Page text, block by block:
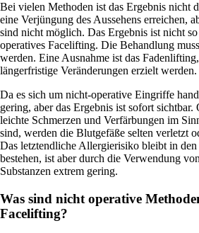
Bei vielen Methoden ist das Ergebnis nicht
eine Verjüngung des Aussehens erreichen,
sind nicht möglich. Das Ergebnis ist nicht
operatives Facelifting. Die Behandlung
werden. Eine Ausnahme ist das
längerfristige Veränderungen erzielt werden.
Da es sich um nicht-operative Eingriffe
gering, aber das Ergebnis ist sofort
leichte Schmerzen und Verfärbungen im
sind, werden die Blutgefäße selten verletzt
Das letztendliche Allergierisiko bleibt in
bestehen, ist aber durch die Verwendung
Substanzen extrem gering.
Was sind nicht operative
Facelifting?